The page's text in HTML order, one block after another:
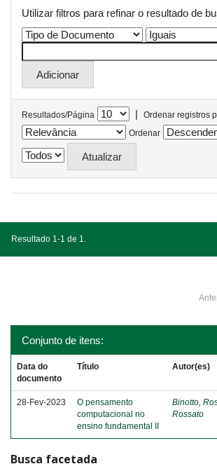
Utilizar filtros para refinar o resultado de
Resultados/Página |
Ordenar registros
Ordenar
Resultado 1-1 de 1.
Conjunto de itens:
Data do
documento
Título Autor(es)
28-Fev-2023
O pensamento
computacional no
ensino fundamental II
Binotto,
Rossato
Busca facetada